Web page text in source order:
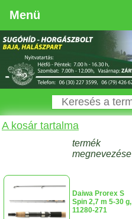
Menü
A kosár tartalma
termék
megnevezése
Daiwa Prorex S
Spin 2,7 m 5-30 g,
11280-271